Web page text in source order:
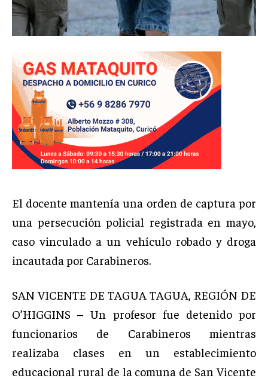
El docente mantenía una orden de captura por
una persecución policial registrada en mayo,
caso vinculado a un vehículo robado y droga
incautada por Carabineros.
SAN VICENTE DE TAGUA TAGUA, REGIÓN DE
O’HIGGINS – Un profesor fue detenido por
funcionarios de Carabineros mientras
realizaba clases en un establecimiento
educacional rural de la comuna de San Vicente